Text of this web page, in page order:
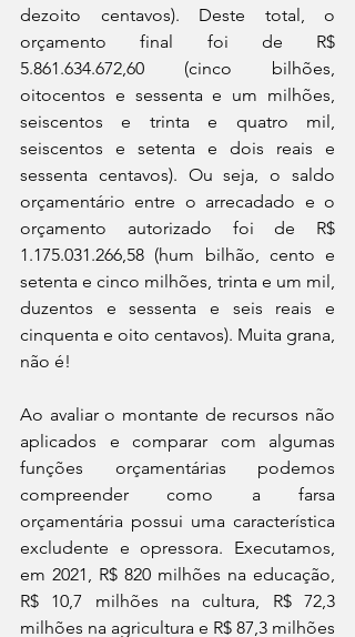
dezoito centavos). Deste total, o
orçamento final foi de R$
5.861.634.672,60 (cinco bilhões,
oitocentos e sessenta e um milhões,
seiscentos e trinta e quatro mil,
seiscentos e setenta e dois reais e
sessenta centavos). Ou seja, o saldo
orçamentário entre o arrecadado e o
orçamento autorizado foi de R$
1.175.031.266,58 (hum bilhão, cento e
setenta e cinco milhões, trinta e um mil,
duzentos e sessenta e seis reais e
cinquenta e oito centavos). Muita grana,
não é!
Ao avaliar o montante de recursos não
aplicados e comparar com algumas
funções orçamentárias podemos
compreender como a farsa
orçamentária possui uma característica
excludente e opressora. Executamos,
em 2021, R$ 820 milhões na educação,
R$ 10,7 milhões na cultura, R$ 72,3
milhões na agricultura e R$ 87,3 milhões